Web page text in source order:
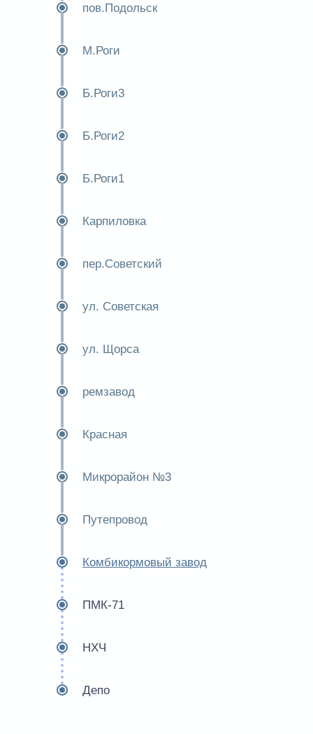
пов.Подольск
М.Роги
Б.Роги3
Б.Роги2
Б.Роги1
Карпиловка
пер.Советский
ул. Советская
ул. Щорса
ремзавод
Красная
Микрорайон №3
Путепровод
Комбикормовый завод
ПМК-71
НХЧ
Депо